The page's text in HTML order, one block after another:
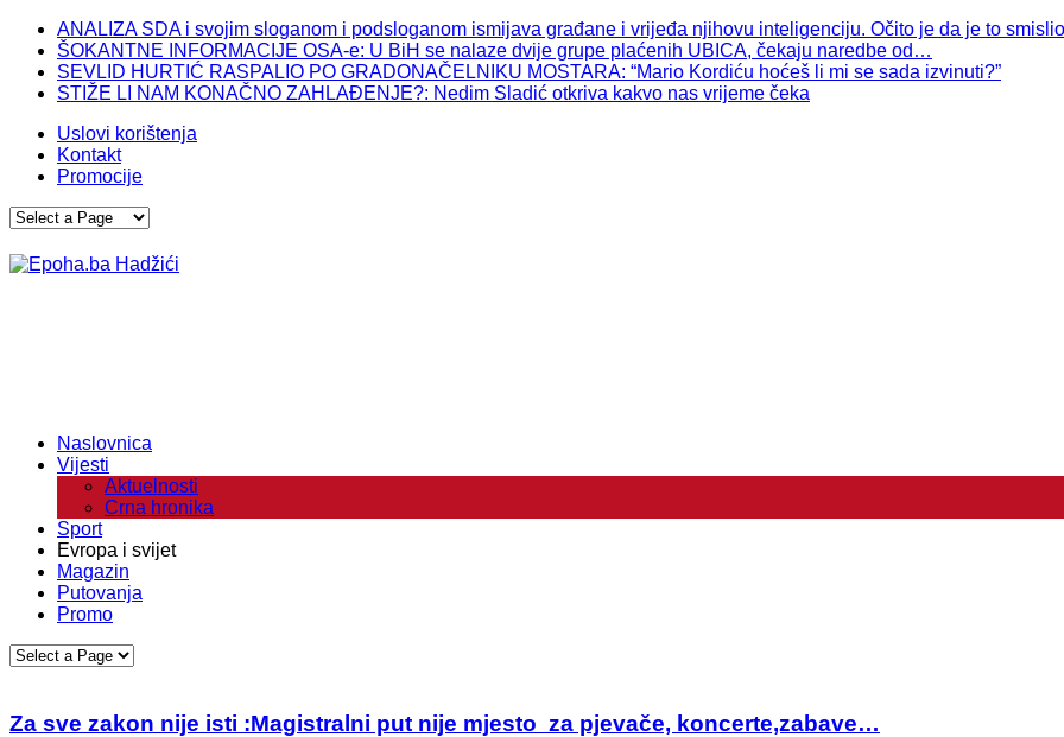
ANALIZA SDA i svojim sloganom i podsloganom ismijava građane i vrijeđa njihovu inteligenciju. Očito je da je to
ŠOKANTNE INFORMACIJE OSA-e: U BiH se nalaze dvije grupe plaćenih UBICA, čekaju naredbe od…
SEVLID HURTIĆ RASPALIO PO GRADONAČELNIKU MOSTARA: “Mario Kordiću hoćeš li mi se sada izvinuti?”
STIŽE LI NAM KONAČNO ZAHLAĐENJE?: Nedim Sladić otkriva kakvo nas vrijeme čeka
Uslovi korištenja
Kontakt
Promocije
Naslovnica
Vijesti
Aktuelnosti
Crna hronika
Sport
Evropa i svijet
Magazin
Putovanja
Promo
Za sve zakon nije isti :Magistralni put nije mjesto za pjevače, koncerte,zabave…